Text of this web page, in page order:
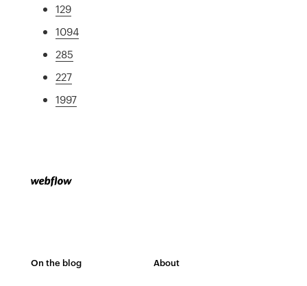
129
1094
285
227
1997
On the blog About